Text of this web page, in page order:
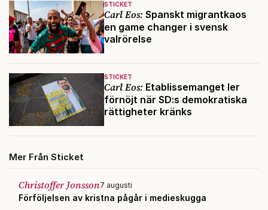
STICKET
Carl Eos: Spanskt migrantkaos
en game changer i svensk
valrörelse
STICKET
Carl Eos: Etablissemanget ler
förnöjt när SD:s demokratiska
rättigheter kränks
Mer Från Sticket
Christoffer Jonsson7 augusti
Förföljelsen av kristna pågår i medieskugga